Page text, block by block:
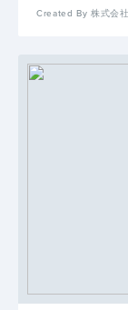
Created By 株式会